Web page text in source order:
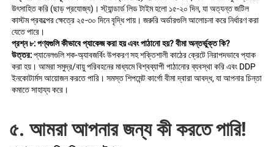
উৎসাহিত করি (ছাড় প্রযোজ্য)। স্ট্যান্ডার্ড লিড টাইম হলো ১৫-২০ দিন, যা অত্যন্ত জটিল
কাস্টম প্রকল্পের ক্ষেত্রে ২৫-৩০ দিনে বৃদ্ধি পায়। জরুরি অর্ডারগুলি আলোচনা করে নির্ধারণ করা
যেতে পারে।
প্রশ্ন ৮: পণ্যগুলি কীভাবে প্যাকেজ করা হয় এবং পাঠানো হয়? বীমা অন্তর্ভুক্ত কি?
উত্তর: প্যানেলগুলি শক-অ্যাবজর্বিং উপকরণ সহ শক্তিশালী কাঠের ক্রেটে নিরাপদভাবে প্যাক
করা হয়। আমরা সমুদ্র/বায়ু পরিবহনের মাধ্যমে বিশ্বব্যাপী পাঠানোর ব্যবস্থা করি এবং DDP
ইনকোটার্মস আয়োজন করতে পারি। সমস্ত শিপমেন্ট কার্গো বীমা দ্বারা আবদ্ধ, যা আপনার চিন্তা
কমাতে সাহায্য করে।
৫. আমরা আপনার জন্য কী করতে পারি!